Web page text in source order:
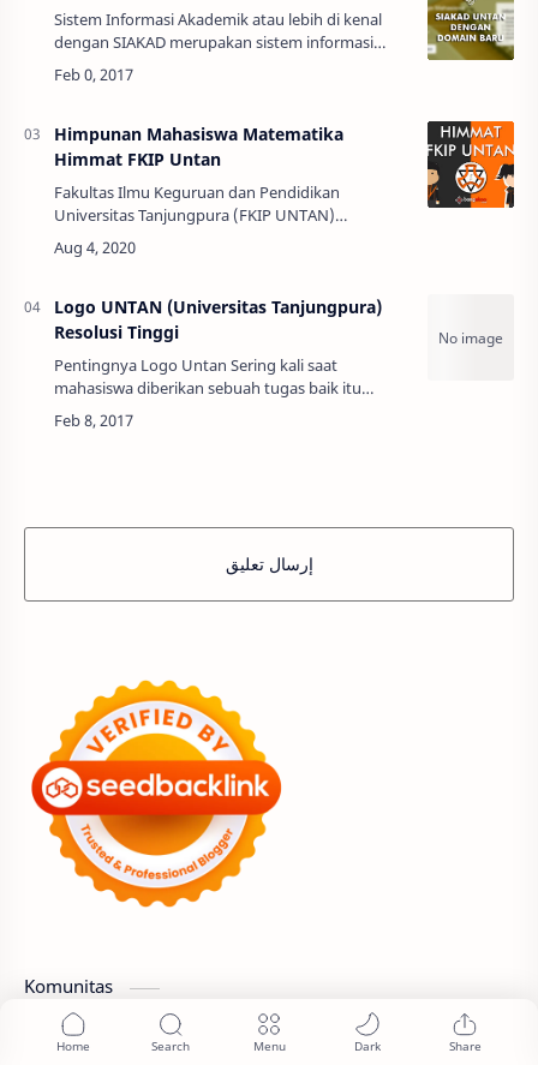
Sistem Informasi Akademik atau lebih di kenal
dengan SIAKAD merupakan sistem informasi
akademik yang berbasis website untuk
Himpunan Mahasiswa Matematika
Himmat FKIP Untan
Fakultas Ilmu Keguruan dan Pendidikan
Universitas Tanjungpura (FKIP UNTAN)
merupakan Fakultas yang memiliki paling banyak
Logo UNTAN (Universitas Tanjungpura)
Resolusi Tinggi
Pentingnya Logo Untan Sering kali saat
mahasiswa diberikan sebuah tugas baik itu
berupa makalah, paper maupun skripsi. Pasti
akan membutuhkan sebuah logo Institusi pada …
إرسال تعليق
Komunitas